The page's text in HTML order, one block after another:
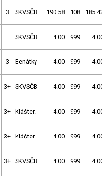
3 SKVSČB 190.58 108 185.42
SKVSČB 4.00 999 4.00
3 Benátky 4.00 999 4.00
3+ SKVSČB 4.00 999 4.00
3+ Klášter. 4.00 999 4.00
3+ Klášter. 4.00 999 4.00
3+ SKVSČB 4.00 999 4.00